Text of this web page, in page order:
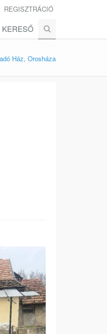
REGISZTRÁCIÓ
Ház, Orosháza